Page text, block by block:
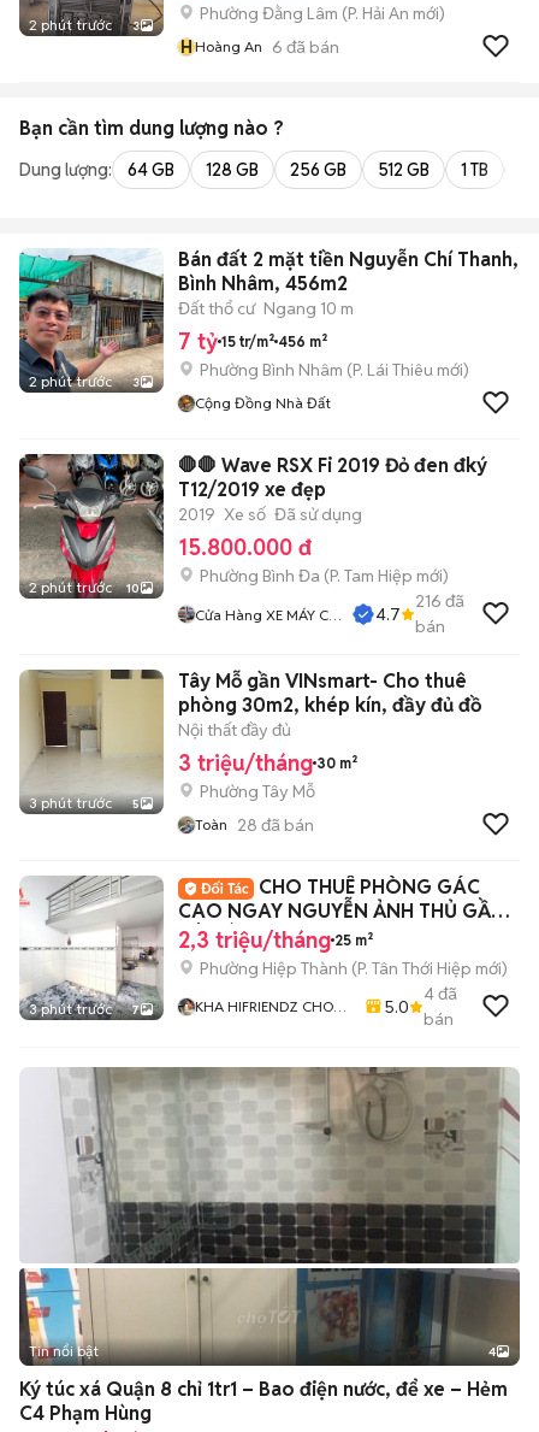
2 phút trước 3
Phường Đằng Lâm (P. Hải An mới)
HHoàng An 6 đã bán
Bạn cần tìm dung lượng nào ?
Dung lượng: 64 GB 128 GB 256 GB 512 GB 1 TB
2 phút trước 3
Bán đất 2 mặt tiền Nguyễn Chí Thanh,
Bình Nhâm, 456m2
Đất thổ cư Ngang 10 m
7 tỷ 15 tr/m² 456 m²
Phường Bình Nhâm (P. Lái Thiêu mới)
Cộng Đồng Nhà Đất
2 phút trước 10
🛑🛑 Wave RSX Fi 2019 Đỏ đen đký
T12/2019 xe đẹp
2019 Xe số Đã sử dụng
15.800.000 đ
Phường Bình Đa (P. Tam Hiệp mới)
Cửa Hàng XE MÁY CŨ
4.7
216 đã
bán
3 phút trước 5
Tây Mỗ gần VINsmart- Cho thuê
phòng 30m2, khép kín, đầy đủ đồ
Nội thất đầy đủ
3 triệu/tháng 30 m²
Phường Tây Mỗ
Toàn 28 đã bán
3 phút trước 7
CHO THUÊ PHÒNG GÁC
CAO NGAY NGUYỄN ẢNH THỦ GẦN
TÔ KÝ
2,3 triệu/tháng 25 m²
Phường Hiệp Thành (P. Tân Thới Hiệp mới)
KHA HIFRIENDZ CHO
- TÂN BÌNH
5.0
4đã
bán
Tin nổi bật 4
Ký túc xá Quận 8 chỉ 1tr1 – Bao điện nước, để xe – Hẻm
C4 Phạm Hùng